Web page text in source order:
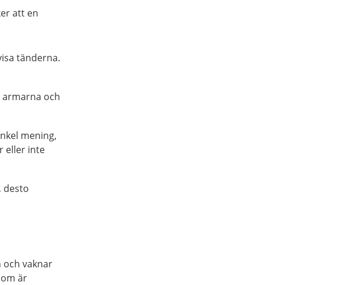
att en
tänderna.
och
mening,
eller inte
desto
och vaknar
är